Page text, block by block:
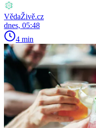
VědaŽivě.cz
dnes, 05:48
4 min